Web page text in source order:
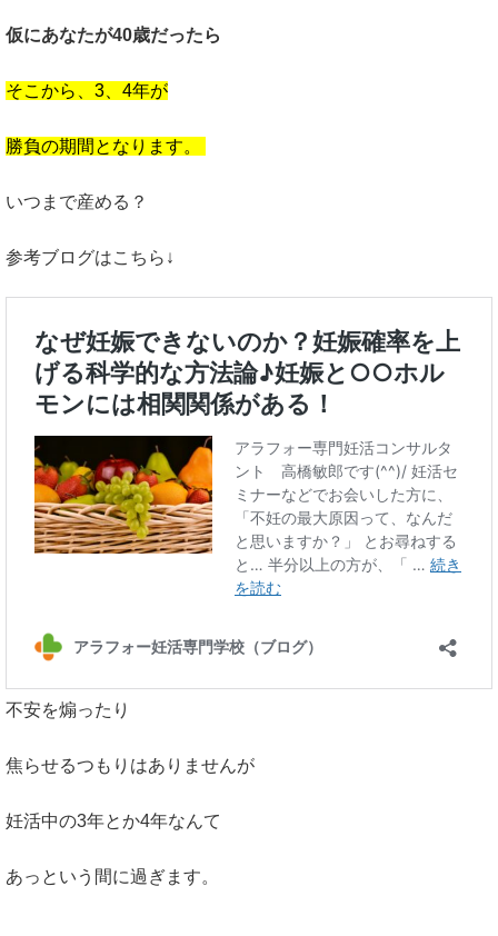
仮にあなたが40歳だったら
そこから、3、4年が
勝負の期間となります。
いつまで産める？
参考ブログはこちら↓
不安を煽ったり
焦らせるつもりはありませんが
妊活中の3年とか4年なんて
あっという間に過ぎます。